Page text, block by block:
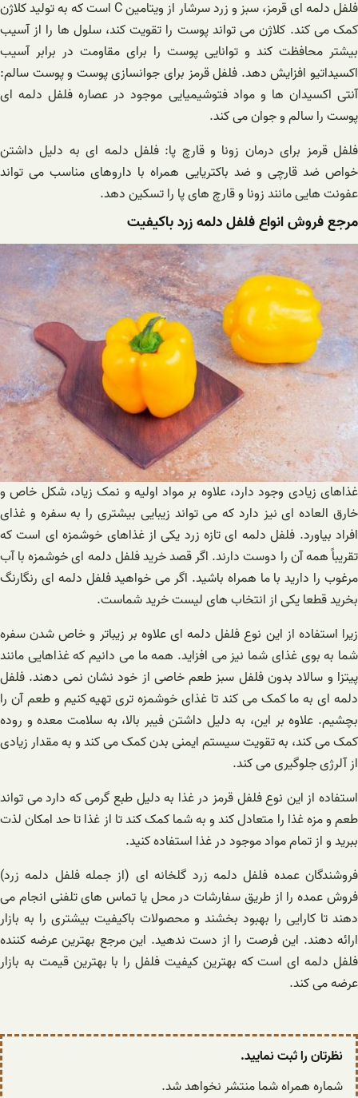
فلفل دلمه ای قرمز، سبز و زرد سرشار از ویتامین C است که به تولید کلاژن
کمک می کند. کلاژن می تواند پوست را تقویت کند، سلول ها را از آسیب
بیشتر محافظت کند و توانایی پوست را برای مقاومت در برابر آسیب
اکسیداتیو افزایش دهد. فلفل قرمز برای جوانسازی پوست و پوست سالم:
آنتی اکسیدان ها و مواد فتوشیمیایی موجود در عصاره فلفل دلمه ای
پوست را سالم و جوان می کند.
فلفل قرمز برای درمان زونا و قارچ پا: فلفل دلمه ای به دلیل داشتن
خواص ضد قارچی و ضد باکتریایی همراه با داروهای مناسب می تواند
عفونت هایی مانند زونا و قارچ های پا را تسکین دهد.
مرجع فروش انواع فلفل دلمه زرد باکیفیت
غذاهای زیادی وجود دارد، علاوه بر مواد اولیه و نمک زیاد، شکل خاص و
خارق العاده ای نیز دارد که می تواند زیبایی بیشتری را به سفره و غذای
افراد بیاورد. فلفل دلمه ای تازه زرد یکی از غذاهای خوشمزه ای است که
تقریباً همه آن را دوست دارند. اگر قصد خرید فلفل دلمه ای خوشمزه با آب
مرغوب را دارید با ما همراه باشید. اگر می خواهید فلفل دلمه ای رنگارنگ
بخرید قطعا یکی از انتخاب های لیست خرید شماست.
زیرا استفاده از این نوع فلفل دلمه ای علاوه بر زیباتر و خاص شدن سفره
شما به بوی غذای شما نیز می افزاید. همه ما می دانیم که غذاهایی مانند
پیتزا و سالاد بدون فلفل سبز طعم خاصی از خود نشان نمی دهند. فلفل
دلمه ای به ما کمک می کند تا غذای خوشمزه تری تهیه کنیم و طعم آن را
بچشیم. علاوه بر این، به دلیل داشتن فیبر بالا، به سلامت معده و روده
کمک می کند، به تقویت سیستم ایمنی بدن کمک می کند و به مقدار زیادی
از آلرژی جلوگیری می کند.
استفاده از این نوع فلفل قرمز در غذا به دلیل طبع گرمی که دارد می تواند
طعم و مزه غذا را متعادل کند و به شما کمک کند تا از غذا تا حد امکان لذت
ببرید و از تمام مواد موجود در غذا استفاده کنید.
فروشندگان عمده فلفل دلمه زرد گلخانه ای (از جمله فلفل دلمه زرد)
فروش عمده را از طریق سفارشات در محل یا تماس های تلفنی انجام می
دهند تا کارایی را بهبود بخشند و محصولات باکیفیت بیشتری را به بازار
ارائه دهند. این فرصت را از دست ندهید. این مرجع بهترین عرضه کننده
فلفل دلمه ای است که بهترین کیفیت فلفل را با بهترین قیمت به بازار
عرضه می کند.
نظرتان را ثبت نمایید.
شماره همراه شما منتشر نخواهد شد.